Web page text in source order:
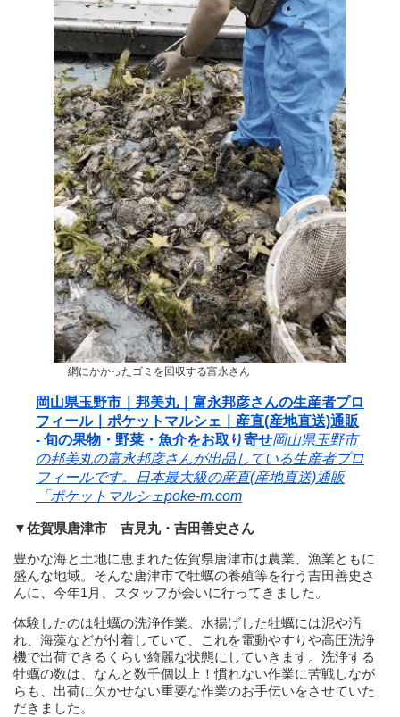
網にかかったゴミを回収する富永さん
岡山県玉野市｜邦美丸｜富永邦彦さんの生産者プロ
フィール｜ポケットマルシェ｜産直(産地直送)通販
- 旬の果物・野菜・魚介をお取り寄せ岡山県玉野市
の邦美丸の富永邦彦さんが出品している生産者プロ
フィールです。日本最大級の産直(産地直送)通販
「ポケットマルシェpoke-m.com
▼佐賀県唐津市 吉見丸・吉田善史さん
豊かな海と土地に恵まれた佐賀県唐津市は農業、漁業ともに
盛んな地域。そんな唐津市で牡蠣の養殖等を行う吉田善史さ
んに、今年1月、スタッフが会いに行ってきました。
体験したのは牡蠣の洗浄作業。水揚げした牡蠣には泥や汚
れ、海藻などが付着していて、これを電動やすりや高圧洗浄
機で出荷できるくらい綺麗な状態にしていきます。洗浄する
牡蠣の数は、なんと数千個以上！慣れない作業に苦戦しなが
らも、出荷に欠かせない重要な作業のお手伝いをさせていた
だきました。